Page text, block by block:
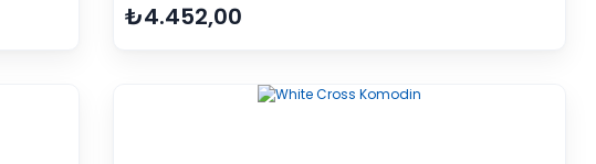
₺4.452,00